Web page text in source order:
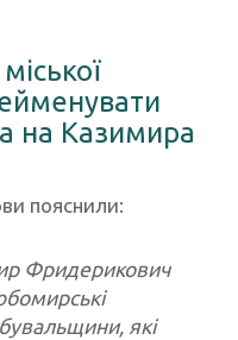
на Казимира
пояснили:
Фридерикович
які